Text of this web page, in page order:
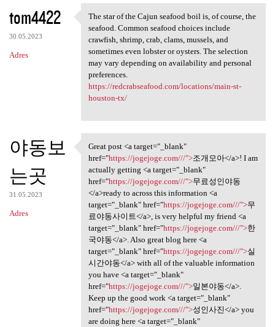
K
o
m
e
z
e
tom4422
30.05.2023
Adres
The star of the Cajun seafood
The star of the Cajun seafood boil is, of course, the
seafood. Common seafood choices include
crawfish, shrimp, crab, clams, mussels, and
sometimes even lobster or oysters. The selection
may vary depending on availability and personal
preferences.
https://redcrabseafood.com/locations/main-st-
houston-tx/
야동보
는곳
31.05.2023
Adres
Great post <a target="_blank"
Great post <a target="_blank"
href="https://jogejoge.com///">조개모아</a>! I am
actually getting <a target="_blank"
href="https://jogejoge.com///">무료성인야동
</a>ready to across this information <a
target="_blank" href="https://jogejoge.com///">무
료야동사이트</a>, is very helpful my friend <a
target="_blank" href="https://jogejoge.com///">한
국야동</a>. Also great blog here <a
target="_blank" href="https://jogejoge.com///">실
시간야동</a> with all of the valuable information
you have <a target="_blank"
href="https://jogejoge.com///">일본야동</a>.
Keep up the good work <a target="_blank"
href="https://jogejoge.com///">성인사진</a> you
are doing here <a target="_blank"